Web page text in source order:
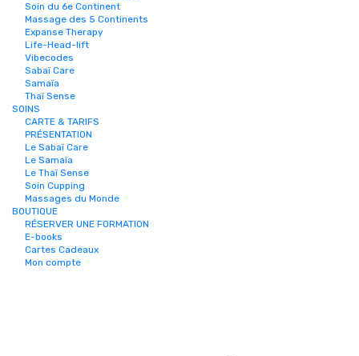
Soin du 6e Continent
Massage des 5 Continents
Expanse Therapy
Life-Head-lift
Vibecodes
Sabaï Care
Samaïa
Thaï Sense
SOINS
CARTE & TARIFS
PRÉSENTATION
Le Sabaï Care
Le Samaïa
Le Thaï Sense
Soin Cupping
Massages du Monde
BOUTIQUE
RÉSERVER UNE FORMATION
E-books
Cartes Cadeaux
Mon compte